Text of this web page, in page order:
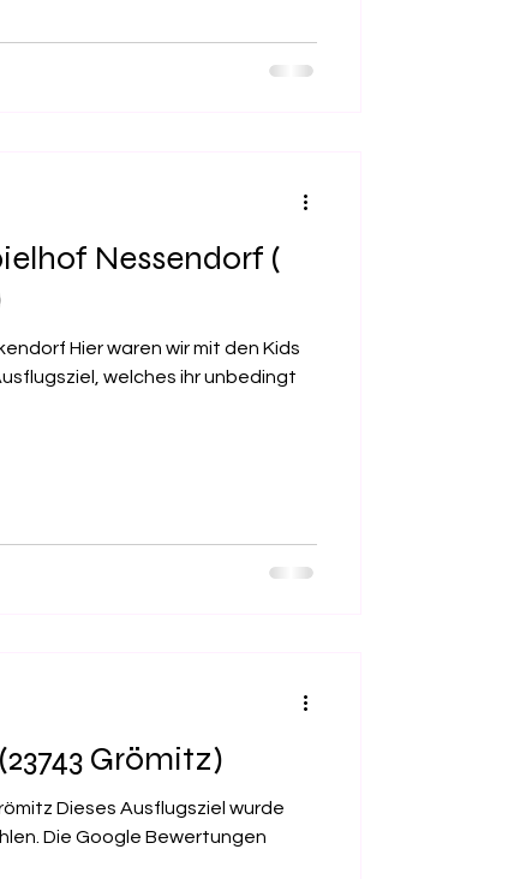
Nessendorf (
Hier waren wir mit den Kids
welches ihr unbedingt
Grömitz)
Dieses Ausflugsziel wurde
Die Google Bewertungen